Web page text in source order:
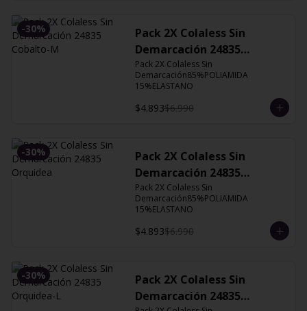
-30%
Pack 2X Colaless Sin
Demarcación 24835
Cobalto-M
Pack 2X Colaless Sin
Demarcación85%POLIAMIDA
15%ELASTANO
$4.893$6.990
-30%
Pack 2X Colaless Sin
Demarcación 24835
Orquidea
Pack 2X Colaless Sin
Demarcación85%POLIAMIDA
15%ELASTANO
$4.893$6.990
-30%
Pack 2X Colaless Sin
Demarcación 24835